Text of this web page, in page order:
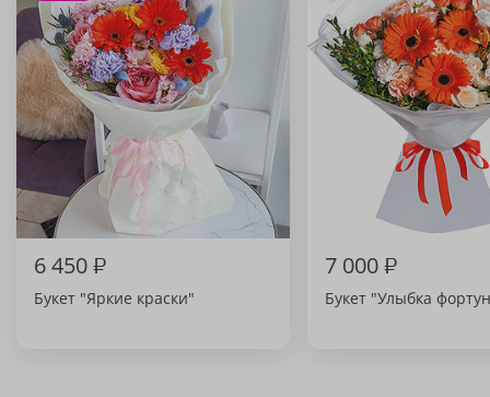
6 450₽
Букет "Яркие краски"
7 000₽
Букет "Улыбка